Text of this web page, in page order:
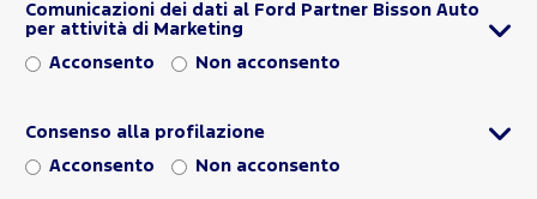
Comunicazioni dei dati al Ford Partner Bisson Auto
per attività di Marketing
Acconsento Non acconsento
Consenso alla profilazione
Acconsento Non acconsento